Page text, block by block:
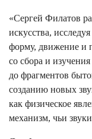
«Сергей Филатов
искусства,
форму, движение и
со сбора и
до фрагментов
созданию новых
как физическое
механизм, чьи